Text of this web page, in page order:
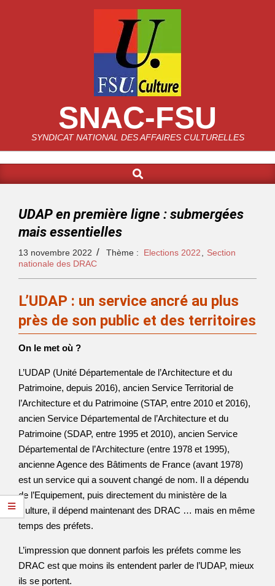
SNAC-FSU
SYNDICAT NATIONAL DES AFFAIRES CULTURELLES
UDAP en première ligne : submergées
mais essentielles
13 novembre 2022 Thème : Elections 2022
Section
nationale des DRAC
L’UDAP : un service ancré au plus
près de son public et des territoires
On le met où ?
L’UDAP (Unité Départementale de l’Architecture et du
Patrimoine, depuis 2016), ancien Service Territorial de
l’Architecture et du Patrimoine (STAP, entre 2010 et 2016),
ancien Service Départemental de l’Architecture et du
Patrimoine (SDAP, entre 1995 et 2010), ancien Service
Départemental de l’Architecture (entre 1978 et 1995),
ancienne Agence des Bâtiments de France (avant 1978)
est un service qui a souvent changé de nom. Il a dépendu
de l’Equipement, puis directement du ministère de la
Culture, il dépend maintenant des DRAC … mais en même
temps des préfets.
L’impression que donnent parfois les préfets comme les
DRAC est que moins ils entendent parler de l’UDAP, mieux
ils se portent.